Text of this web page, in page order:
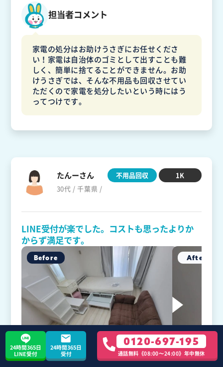
担当者コメント
家電の処分はお助けうさぎにお任せくださ
い！家電は自治体のゴミとして出すことも難
しく、簡単に捨てることができません。お助
けうさぎでは、そんな不用品も回収させてい
ただくので家電を処分したいという時にはう
ってつけです。
たんーさん
30代 / 千葉県 /
不用品回収 1K
LINE受付が楽でした。コストも思ったよりか
からず満足です。
24時間365日
LINE受付
24時間365日
受付
0120-697-195
通話無料《08:00〜24:00》年中無休